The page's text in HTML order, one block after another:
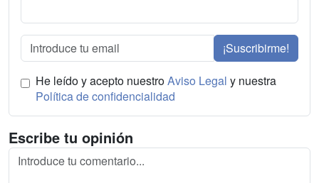
¡Suscribirme!
He leído y acepto nuestroAviso Legal y nuestra
Política de confidencialidad
Escribe tu opinión